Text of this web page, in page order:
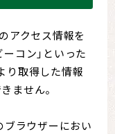
アクセス情報を
コン」といった
り取得した情報
ません。
ブラウザーにおい